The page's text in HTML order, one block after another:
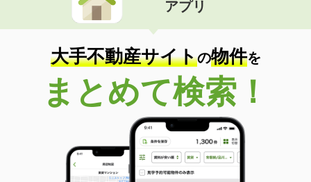
アプリ
大手不動産サイトの物件を
まとめて検索！